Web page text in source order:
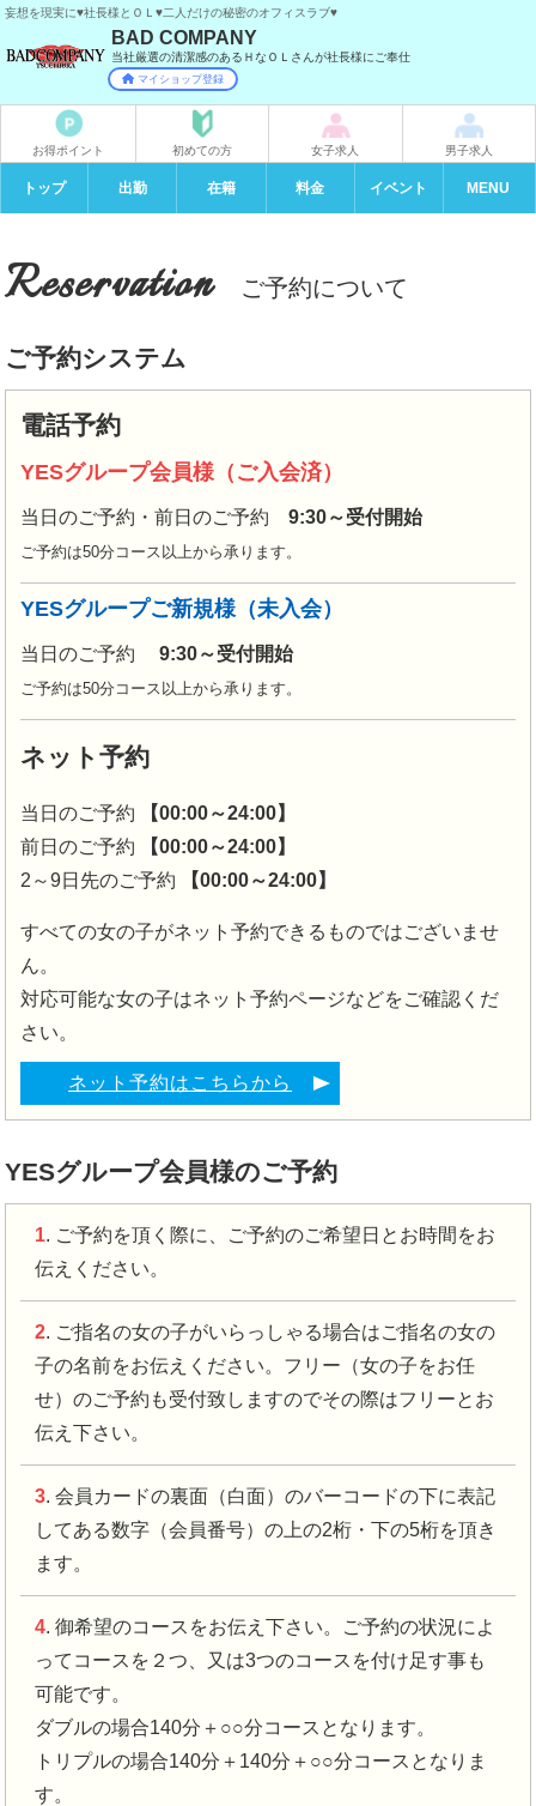
妄想を現実に♥社長様とＯＬ♥二人だけの秘密のオフィスラブ♥
BAD COMPANY
マイショップ登録
当社厳選の清潔感のあるＨなＯＬさんが社長様にご奉仕
お得ポイント 初めての方 女子求人 男子求人
トップ 出勤 在籍 料金 イベント MENU
Reservation ご予約について
ご予約システム
電話予約
YESグループ会員様（ご入会済）
当日のご予約・前日のご予約 9:30～受付開始
ご予約は50分コース以上から承ります。
YESグループご新規様（未入会）
当日のご予約 9:30～受付開始
ご予約は50分コース以上から承ります。
ネット予約
当日のご予約
【00:00～24:00】
前日のご予約
【00:00～24:00】
2～9日先のご予約
【00:00～24:00】
すべての女の子がネット予約できるものではございませ
ん。
対応可能な女の子はネット予約ページなどをご確認くだ
さい。
ネット予約はこちらから
YESグループ会員様のご予約
1. ご予約を頂く際に、ご予約のご希望日とお時間をお
伝えください。
2. ご指名の女の子がいらっしゃる場合はご指名の女の
子の名前をお伝えください。フリー（女の子をお任
せ）のご予約も受付致しますのでその際はフリーとお
伝え下さい。
3. 会員カードの裏面（白面）のバーコードの下に表記
してある数字（会員番号）の上の2桁・下の5桁を頂き
ます。
4. 御希望のコースをお伝え下さい。ご予約の状況によ
ってコースを２つ、又は3つのコースを付け足す事も
可能です。
ダブルの場合140分＋○○分コースとなります。
トリプルの場合140分＋140分＋○○分コースとなりま
す。